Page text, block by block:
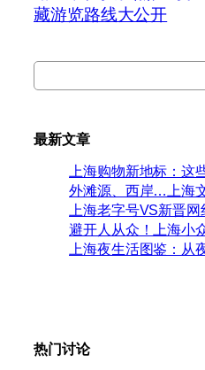
藏游览路线大公开
索
最新文章
上海购物新地标：这
外滩源、西岸…上海
上海老字号VS新晋
避开人从众！上海小
上海夜生活图鉴：从
热门讨论